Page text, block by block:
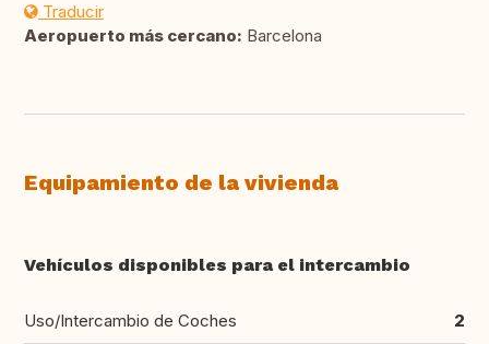
Traducir
Aeropuerto más cercano: Barcelona
Equipamiento de la vivienda
Vehículos disponibles para el intercambio
Uso/Intercambio de Coches 2